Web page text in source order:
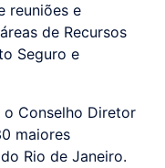
reuniões e
de Recursos
Seguro e
o Conselho Diretor
maiores
Rio de Janeiro.